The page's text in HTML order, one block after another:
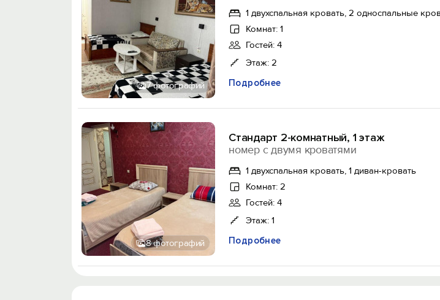
7 фотографий
1 двухспальная кровать, 2 односпальные
Комнат: 1
Гостей: 4
Этаж: 2
Подробнее
8 фотографий
Стандарт 2-комнатный, 1 этаж
номер с двумя кроватями
1 двухспальная кровать, 1 диван-кровать
Комнат: 2
Гостей: 4
Этаж: 1
Подробнее